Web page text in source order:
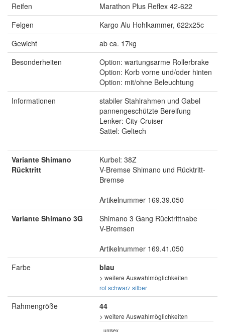
Reifen
Marathon Plus Reflex 42-622
Felgen
Kargo Alu Hohlkammer, 622x25c
Gewicht
ab ca. 17kg
Besonderheiten
Option: wartungsarme Rollerbrake
Option: Korb vorne und/oder hinten
Option: mit/ohne Beleuchtung
Informationen
stabiler Stahlrahmen und Gabel
pannengeschützte Bereifung
Lenker: City-Cruiser
Sattel: Geltech
Variante Shimano
Rücktritt
Kurbel: 38Z
V-Bremse Shimano und Rücktritt-
Bremse
Artikelnummer 169.39.050
Variante Shimano 3G
Shimano 3 Gang Rücktrittnabe
V-Bremsen
Artikelnummer 169.41.050
Farbe
blau
> weitere Auswahlmöglichkeiten
rotschwarzsilber
Rahmengröße 44
> weitere Auswahlmöglichkeiten
unisex